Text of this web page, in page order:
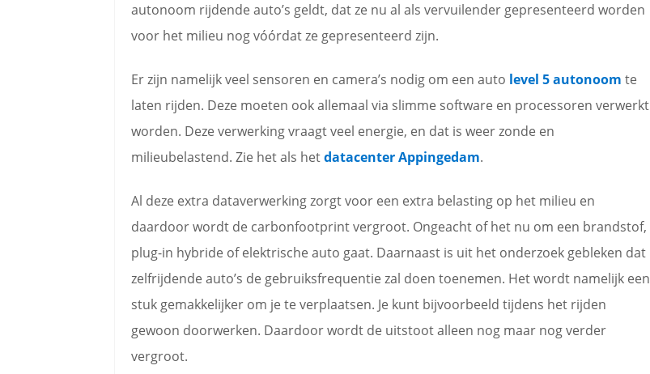
autonoom rijdende auto’s geldt, dat ze nu al als vervuilender gepresenteerd worden
voor het milieu nog vóórdat ze gepresenteerd zijn.
Er zijn namelijk veel sensoren en camera’s nodig om een auto level 5 autonoom te
laten rijden. Deze moeten ook allemaal via slimme software en processoren verwerkt
worden. Deze verwerking vraagt veel energie, en dat is weer zonde en
milieubelastend. Zie het als hetdatacenter Appingedam.
Al deze extra dataverwerking zorgt voor een extra belasting op het milieu en
daardoor wordt de carbonfootprint vergroot. Ongeacht of het nu om een brandstof,
plug-in hybride of elektrische auto gaat. Daarnaast is uit het onderzoek gebleken dat
zelfrijdende auto’s de gebruiksfrequentie zal doen toenemen. Het wordt namelijk een
stuk gemakkelijker om je te verplaatsen. Je kunt bijvoorbeeld tijdens het rijden
gewoon doorwerken. Daardoor wordt de uitstoot alleen nog maar nog verder
vergroot.